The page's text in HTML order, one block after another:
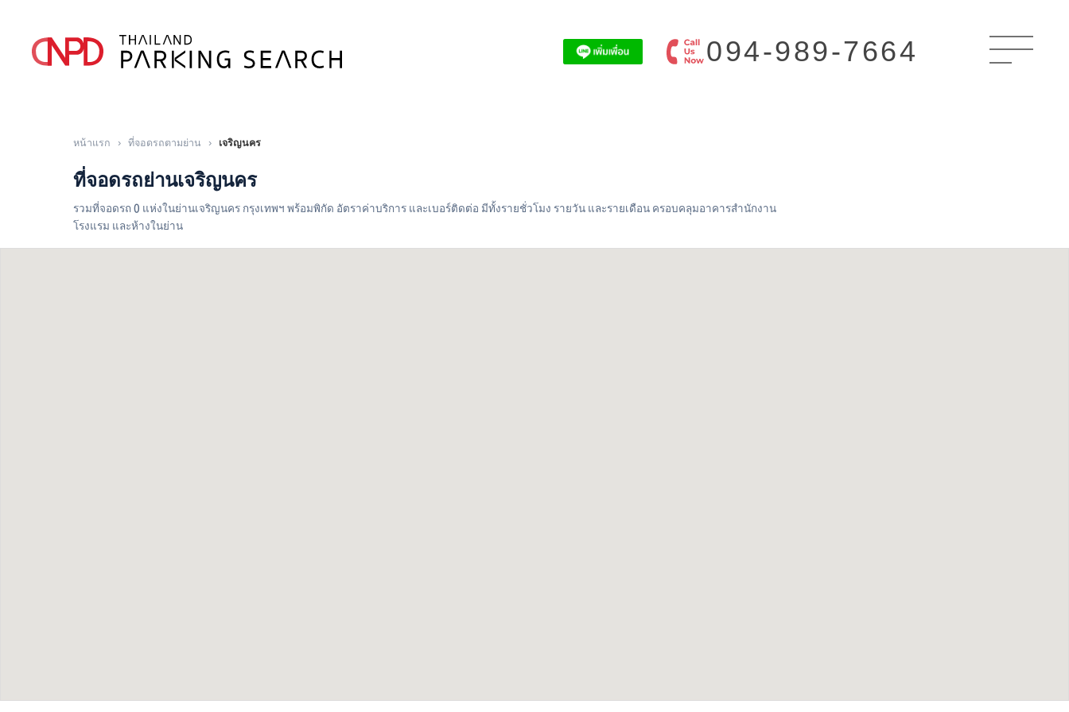
094-989-7664
หน้าแรก › ที่จอดรถตามย่าน › เจริญนคร
ที่จอดรถย่านเจริญนคร
รวมที่จอดรถ 0 แห่งในย่านเจริญนคร กรุงเทพฯ พร้อมพิกัด อัตราค่าบริการ และเบอร์ติดต่อ มีทั้งรายชั่วโมง รายวัน และรายเดือน ครอบคลุมอาคารสำนักงาน
โรงแรม และห้างในย่าน